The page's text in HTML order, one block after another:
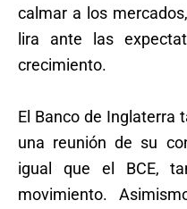
calmar a los
lira ante las
crecimiento.
El Banco de Inglaterra
una reunión de su
igual que el BCE,
movimiento.